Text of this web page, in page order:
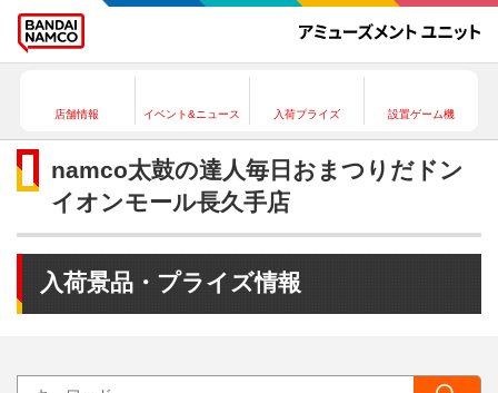
店舗情報 イベント&ニュース 入荷プライズ 設置ゲーム機
namco太鼓の達人毎日おまつりだドン
イオンモール長久手店
入荷景品・プライズ情報